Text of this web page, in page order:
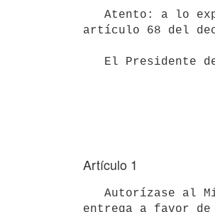
artículo 68 del
Artículo 1
entrega a favor de